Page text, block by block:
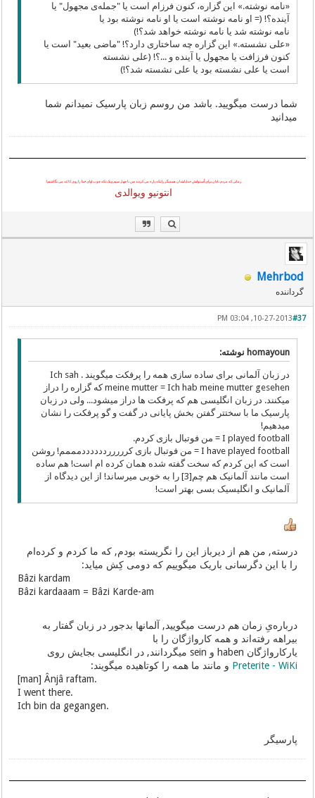
«نامه نوشته.» این گزاره، کنون فرزام است یا "جمله‌‌ی مجهول" یا
آینده؟! (= او نامه نوشته است یا او نامه نوشته بود یا
نامه نوشته شد یا نامه نوشته خواهد شد؟!)
«علی نشسته.» این گزاره چه ساختاری دارد؟! "ماضی بعید" است یا
کنون فرزافت یا مجهول یا آینده و ...؟! (علی نشسته
است یا علی نشسته بود یا علی نشسته شد؟!)
شما درست میگویید. باشد من روسم زبان پارسیک نمیدانم شما
میدانید
زمانی که مردم نادان برای اُستوانش خدایانشان همدیگر را تکه پاره می کردندمنبا چهار سیم و یک تکه چوب اوایخدارا روی کاغذ می نگاشتم!
انتونیو ویوالدی
Mehrbod
گرداننده
#37
10-27-2013, 03:04 PM
homayoun نوشته:
در زبان آلمانی برای ساده سازی همه را پرفکت میگویند . Ich sah
meine mutter = Ich hab meine mutter gesehen که گزاره را دراز
میکنند. در زبان انگلیسی هم که پرفکت ها دراز میشود... ولی در زبان
پارسیک ما با سختتر گفتن بخش پایانی در گفت و گو پرفکت را نشان
میدهیم!
I played football = من فوتبال بازی کردم.
I have played football = من فوتبال بازی کرررررددددددمممم! روشن
است که این کردم که سخت گفته شده همان کرده ام است! هم ساده
است مانند آلمانیک هم چم[3] را به خوبی میرساند! از این دیدگاه از
آلمانیک و انگلیسیک بسی بهتر است!
درسته, من هم از دیرباز این را نگریسته بودم, که ما کردم و کرده‌ام
را با این دگرسانی باریک میگوییم که دومی کِش میاید:
Bâzi kardam
Bâzi kardaaam = Bâzi Karde-am
درباره‌یِ زمان هم درست میگویید, آلمانها بدجور در زبان گفتار به
بیراهه رفته‌اند و همه کارواژگان را با
یارکارواژگان haben و sein میگردانند, در انگلیسی بجایش روی
Preterite - WiKi و مانند ما همه را کوتاهیده میگویند:
[man] Ânjâ raftam.
I went there.
Ich bin da gegangen.
پارسیگر